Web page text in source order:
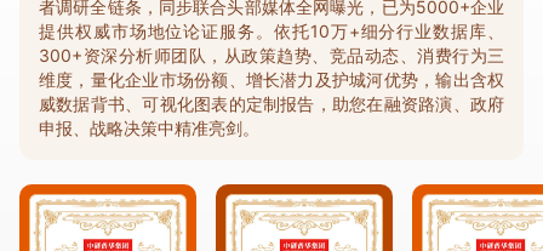
者调研全链条，同步联合头部媒体全网曝光，已为5000+企业
提供权威市场地位论证服务。依托10万+细分行业数据库、
300+资深分析师团队，从政策趋势、竞品动态、消费行为三
维度，量化企业市场份额、增长潜力及护城河优势，输出含权
威数据背书、可视化图表的定制报告，助您在融资路演、政府
申报、战略决策中精准亮剑。